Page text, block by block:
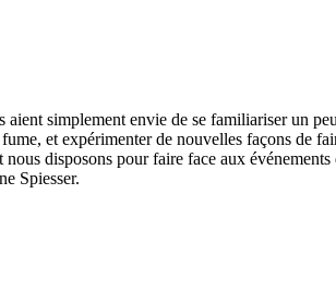
aient simplement envie de se familiariser un
et expérimenter de nouvelles façons de
disposons pour faire face aux
Spiesser.